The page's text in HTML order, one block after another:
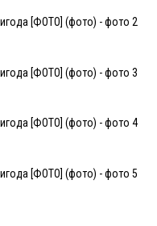
[ФОТО] (фото) - фото 2
[ФОТО] (фото) - фото 3
[ФОТО] (фото) - фото 4
[ФОТО] (фото) - фото 5